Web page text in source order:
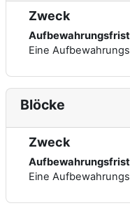
Zweck
Aufbewahrungsfrist
Eine
Blöcke
Zweck
Aufbewahrungsfrist
Eine